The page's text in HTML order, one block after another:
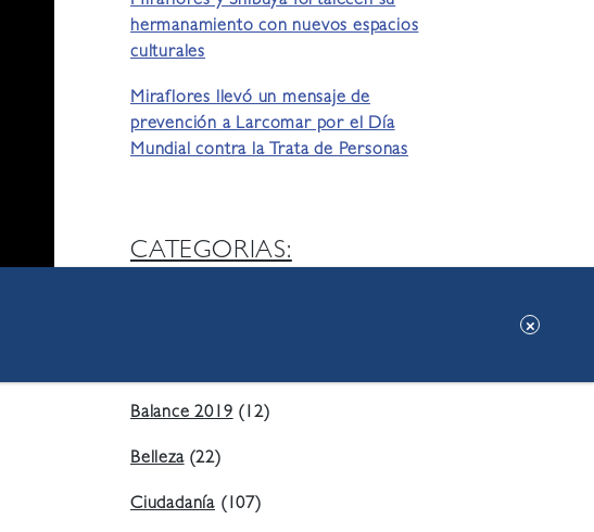
hermanamiento con nuevos espacios
culturales
Miraflores llevó un mensaje de
prevención a Larcomar por el Día
Mundial contra la Trata de Personas
CATEGORIAS:
Balance 2019(12)
Belleza(22)
Ciudadanía (107)